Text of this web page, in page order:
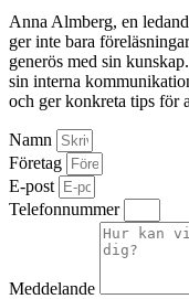
Anna Almberg, en
ger inte bara
generös med sin
sin interna
och ger konkreta tips för
Namn
Företag
E-post
Telefonnummer
Meddelande